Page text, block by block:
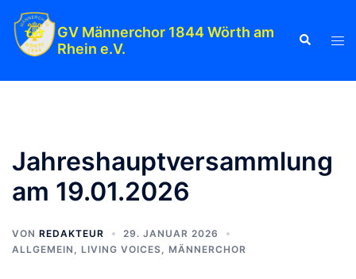
Zum
Inhalt
springen
GV Männerchor 1844 Wörth am
Rhein e.V.
Suche
Jahreshauptversammlung
am 19.01.2026
VON REDAKTEUR
29. JANUAR 2026
ALLGEMEIN
LIVING VOICES MÄNNERCHOR